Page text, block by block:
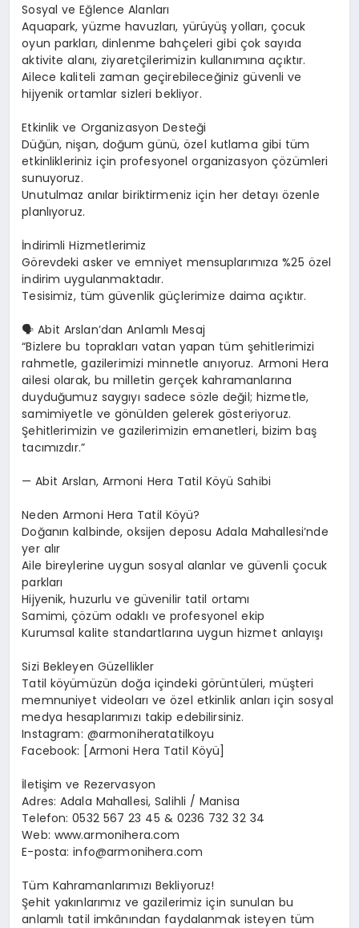
Sosyal ve Eğlence Alanları
Aquapark, yüzme havuzları, yürüyüş yolları, çocuk
oyun parkları, dinlenme bahçeleri gibi çok sayıda
aktivite alanı, ziyaretçilerimizin kullanımına açıktır.
Ailece kaliteli zaman geçirebileceğiniz güvenli ve
hijyenik ortamlar sizleri bekliyor.
Etkinlik ve Organizasyon Desteği
Düğün, nişan, doğum günü, özel kutlama gibi tüm
etkinlikleriniz için profesyonel organizasyon çözümleri
sunuyoruz.
Unutulmaz anılar biriktirmeniz için her detayı özenle
planlıyoruz.
İndirimli Hizmetlerimiz
Görevdeki asker ve emniyet mensuplarımıza %25 özel
indirim uygulanmaktadır.
Tesisimiz, tüm güvenlik güçlerimize daima açıktır.
🗣️ Abit Arslan’dan Anlamlı Mesaj
“Bizlere bu toprakları vatan yapan tüm şehitlerimizi
rahmetle, gazilerimizi minnetle anıyoruz. Armoni Hera
ailesi olarak, bu milletin gerçek kahramanlarına
duyduğumuz saygıyı sadece sözle değil; hizmetle,
samimiyetle ve gönülden gelerek gösteriyoruz.
Şehitlerimizin ve gazilerimizin emanetleri, bizim baş
tacımızdır.”
— Abit Arslan, Armoni Hera Tatil Köyü Sahibi
Neden Armoni Hera Tatil Köyü?
Doğanın kalbinde, oksijen deposu Adala Mahallesi’nde
yer alır
Aile bireylerine uygun sosyal alanlar ve güvenli çocuk
parkları
Hijyenik, huzurlu ve güvenilir tatil ortamı
Samimi, çözüm odaklı ve profesyonel ekip
Kurumsal kalite standartlarına uygun hizmet anlayışı
Sizi Bekleyen Güzellikler
Tatil köyümüzün doğa içindeki görüntüleri, müşteri
memnuniyet videoları ve özel etkinlik anları için sosyal
medya hesaplarımızı takip edebilirsiniz.
Instagram: @armoniheratatilkoyu
Facebook: [Armoni Hera Tatil Köyü]
İletişim ve Rezervasyon
Adres: Adala Mahallesi, Salihli / Manisa
Telefon: 0532 567 23 45 & 0236 732 32 34
Web: www.armonihera.com
E-posta:info@armonihera.com
Tüm Kahramanlarımızı Bekliyoruz!
Şehit yakınlarımız ve gazilerimiz için sunulan bu
anlamlı tatil imkânından faydalanmak isteyen tüm